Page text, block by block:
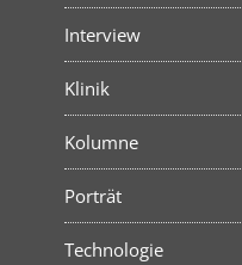
Interview
Klinik
Kolumne
Porträt
Technologie